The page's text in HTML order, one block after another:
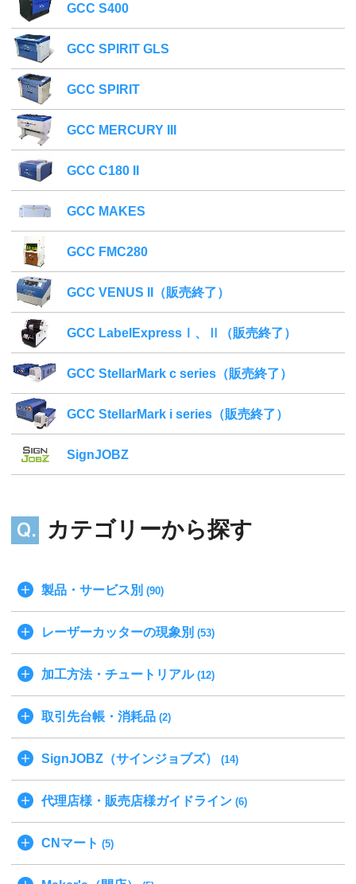
GCC S400
GCC SPIRIT GLS
GCC SPIRIT
GCC MERCURY III
GCC C180 II
GCC MAKES
GCC FMC280
GCC VENUS II（販売終了）
GCC LabelExpressⅠ、Ⅱ（販売終了）
GCC StellarMark c series（販売終了）
GCC StellarMark i series（販売終了）
SignJOBZ
カテゴリーから探す
製品・サービス別 (90)
レーザーカッターの現象別 (53)
加工方法・チュートリアル(12)
取引先台帳・消耗品 (2)
SignJOBZ（サインジョブズ） (14)
代理店様・販売店様ガイドライン (6)
CNマート (5)